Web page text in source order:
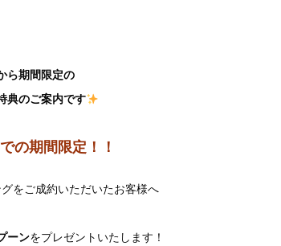
ら期間限定の
典のご案内です
の期間限定！！
をご成約いただいたお客様へ
ーンをプレゼントいたします！